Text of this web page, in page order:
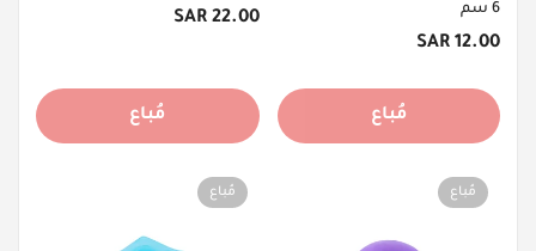
6 سم
السعر
12.00 SAR
مُباع
السعر
22.00 SAR
مُباع
مُباع مُباع